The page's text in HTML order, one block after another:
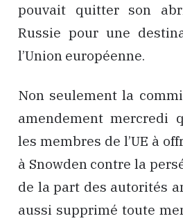
pouvait quitter son
Russie pour une
l’Union européenne.
Non seulement la
amendement mercredi
les membres de l’UE à
à Snowden contre la
de la part des autorités
aussi supprimé toute